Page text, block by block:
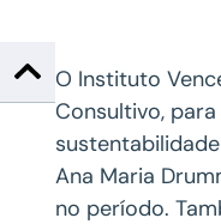
O Instituto
Consultivo,
Ana Maria
no período.